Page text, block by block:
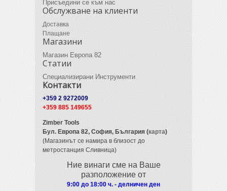
Присъедини се към нас
Обслужване на клиенти
Доставка
Плащане
Магазини
Магазин Европа 82
Статии
Специализирани Инструменти
Контакти
+359 2 9272009
+359 885 149655
Zimber Tools
Бул. Европа 82, София, България (карта)
(Магазинът се намира в близост до
метростанция Сливница)
Ние винаги сме на Ваше
разположение от
9:00 до 18:00 ч. - делничен ден